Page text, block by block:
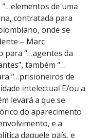
de uma
contratada para
onde se
– Marc
para “…agentes da
também “…
“…prisioneiros de
intelectual E/ou a
levará a que se
do aparecimento
e a
daquele país, e